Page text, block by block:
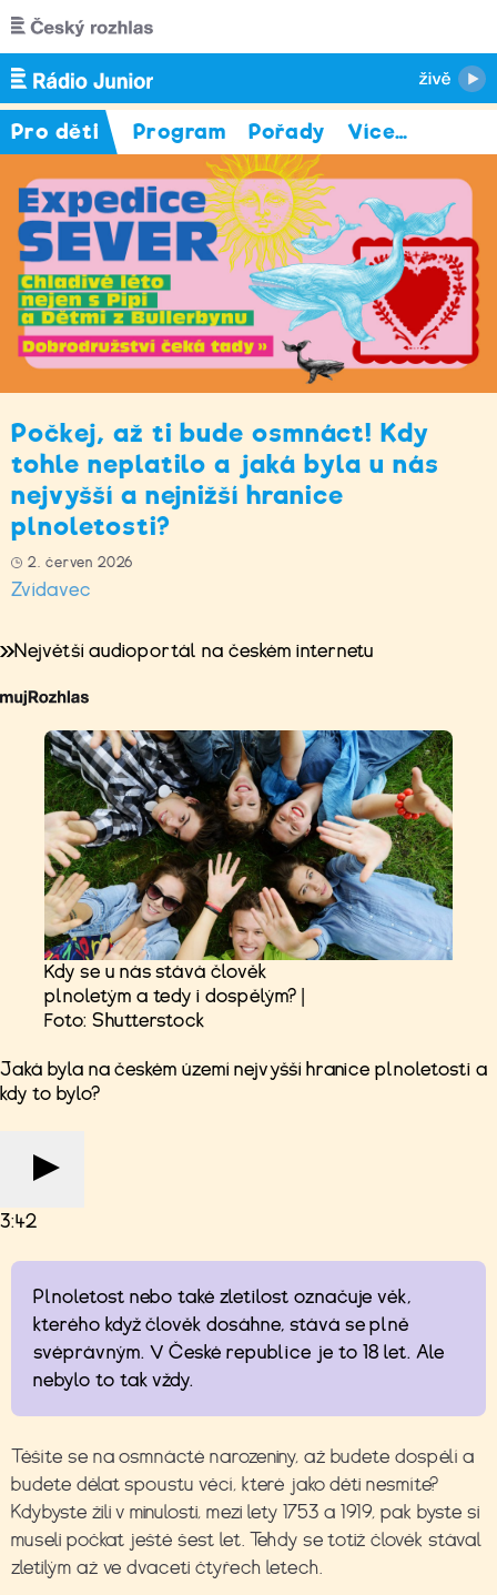
Přejít k hlavnímu obsahu
Pro děti Program Pořady Více…
Počkej, až ti bude osmnáct! Kdy
tohle neplatilo a jaká byla u nás
nejvyšší a nejnižší hranice
plnoletosti?
2. červen 2026
Zvídavec
Největší audioportál na českém internetu
Kdy se u nás stává člověk
plnoletým a tedy i dospělým? |
Foto: Shutterstock
Jaká byla na českém území nejvyšší hranice plnoletosti a
kdy to bylo?
3:42
Plnoletost nebo také zletilost označuje věk,
kterého když člověk dosáhne, stává se plně
svéprávným. V České republice je to 18 let. Ale
nebylo to tak vždy.
Těšíte se na osmnácté narozeniny, až budete dospělí a
budete dělat spoustu věcí, které jako děti nesmíte?
Kdybyste žili v minulosti, mezi lety 1753 a 1919, pak byste si
museli počkat ještě šest let. Tehdy se totiž člověk stával
zletilým až ve dvaceti čtyřech letech.